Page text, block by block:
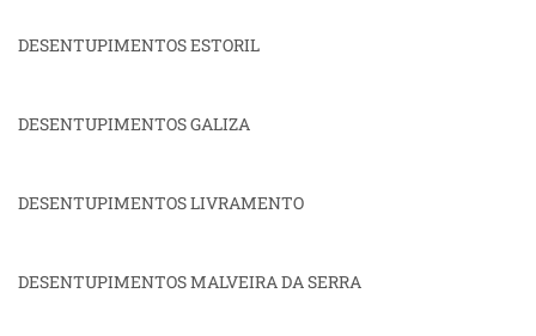
DESENTUPIMENTOS ESTORIL
DESENTUPIMENTOS GALIZA
DESENTUPIMENTOS LIVRAMENTO
DESENTUPIMENTOS MALVEIRA DA SERRA